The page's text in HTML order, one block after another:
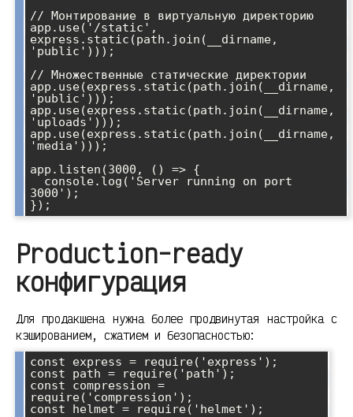
// Монтирование в виртуальную директорию
app.use('/static',
express.static(path.join(__dirname,
'public')));
// Множественные статические директории
app.use(express.static(path.join(__dirname,
'public')));
app.use(express.static(path.join(__dirname,
'uploads')));
app.use(express.static(path.join(__dirname,
'media')));
app.listen(3000, () => {
3000');
Production-ready
конфигурация
Для продакшена нужна более продвинутая настройка с
кэшированием, сжатием и безопасностью:
const express = require('express');
const path = require('path');
const compression =
require('compression');
const helmet = require('helmet');